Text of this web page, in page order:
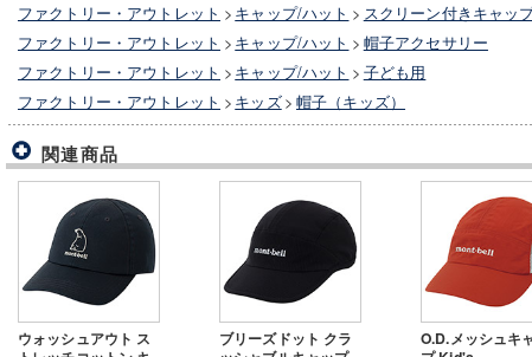
ファクトリー・アウトレット > キャップ/ハット > スクリーン付きキャッ
ファクトリー・アウトレット > キャップ/ハット > 帽子アクセサリー
ファクトリー・アウトレット > キャップ/ハット > 子ども用
ファクトリー・アウトレット > キッズ> 帽子（キッズ）
関連商品
ウォッシュアウト ス
ブリーズドット クラ
O.D.メッシュキ